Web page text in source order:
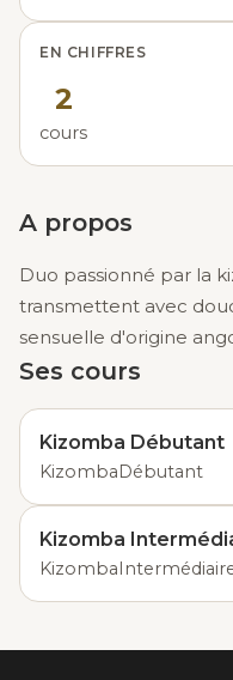
EN CHIFFRES
2
cours
A propos
Duo passionné par la
transmettent avec
sensuelle d'origine
Ses cours
Kizomba Débutant
KizombaDébutant
Kizomba
Kizomba